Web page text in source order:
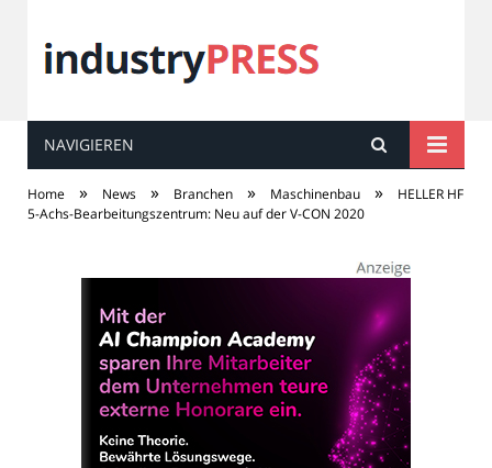
industryPRESS
NAVIGIEREN
Home » News » Branchen » Maschinenbau »
HELLER HF
5-Achs-Bearbeitungszentrum: Neu auf der V-CON 2020